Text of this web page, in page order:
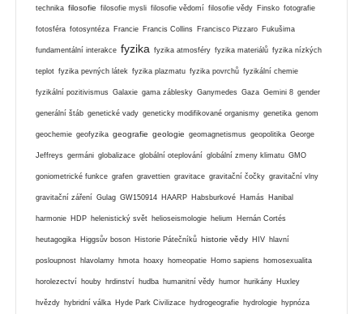
technika filosofie filosofie mysli filosofie vědomí filosofie vědy Finsko fotografie
fotosféra fotosyntéza Francie Francis Collins Francisco Pizzaro Fukušima
fundamentální interakce fyzika fyzika atmosféry fyzika materiálů fyzika nízkých
teplot fyzika pevných látek fyzika plazmatu fyzika povrchů fyzikální chemie
fyzikální pozitivismus Galaxie gama záblesky Ganymedes Gaza Gemini 8 gender
generální štáb genetické vady geneticky modifikované organismy genetika genom
geochemie geofyzika geografie geologie geomagnetismus geopolitika George
Jeffreys germáni globalizace globální oteplování globální zmeny klimatu GMO
goniometrické funkce grafen gravettien gravitace gravitační čočky gravitační vlny
gravitační záření Gulag GW150914 HAARP Habsburkové Hamás Hanibal
harmonie HDP helenistický svět helioseismologie helium Hernán Cortés
heutagogika Higgsův boson Historie Pátečníků historie vědy HIV hlavní
posloupnost hlavolamy hmota hoaxy homeopatie Homo sapiens homosexualita
horolezectví houby hrdinství hudba humanitní vědy humor hurikány Huxley
hvězdy hybridní válka Hyde Park Civilizace hydrogeografie hydrologie hypnóza